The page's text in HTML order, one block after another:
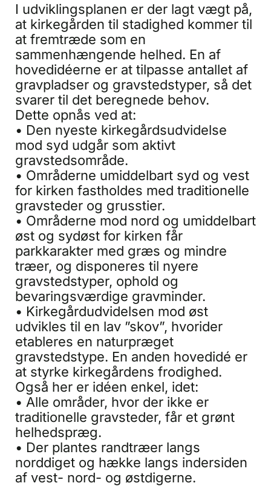
I udviklingsplanen er der lagt vægt på,
at kirkegården til stadighed kommer til
at fremtræde som en
sammenhængende helhed. En af
hovedidéerne er at tilpasse antallet af
gravpladser og gravstedstyper, så det
svarer til det beregnede behov.
Dette opnås ved at:
• Den nyeste kirkegårdsudvidelse
mod syd udgår som aktivt
gravstedsområde.
• Områderne umiddelbart syd og vest
for kirken fastholdes med traditionelle
gravsteder og grusstier.
• Områderne mod nord og umiddelbart
øst og sydøst for kirken får
parkkarakter med græs og mindre
træer, og disponeres til nyere
gravstedstyper, ophold og
bevaringsværdige gravminder.
• Kirkegårdudvidelsen mod øst
udvikles til en lav ”skov”, hvorider
etableres en naturpræget
gravstedstype. En anden hovedidé er
at styrke kirkegårdens frodighed.
Også her er idéen enkel, idet:
• Alle områder, hvor der ikke er
traditionelle gravsteder, får et grønt
helhedspræg.
• Der plantes randtræer langs
norddiget og hække langs indersiden
af vest- nord- og østdigerne.